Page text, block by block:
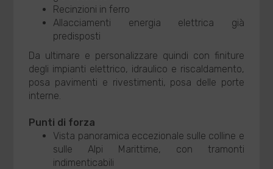
Recinzioni in ferro
Allacciamenti energia elettrica già
predisposti
Da ultimare e personalizzare quindi con finiture
degli impianti elettrico, idraulico e riscaldamento,
posa pavimenti e rivestimenti, posa delle porte
interne.
Punti di forza
Vista panoramica eccezionale sulle colline e
sulle Alpi Marittime, con tramonti
indimenticabili